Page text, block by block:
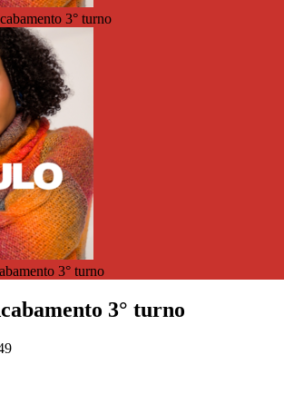
3° turno
3° turno
3° turno